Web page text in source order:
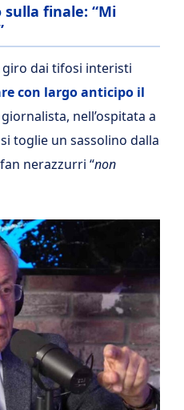
sulla finale: “Mi
dai tifosi interisti
con largo anticipo il
giornalista, nell’ospitata a
toglie un sassolino dalla
nerazzurri “non